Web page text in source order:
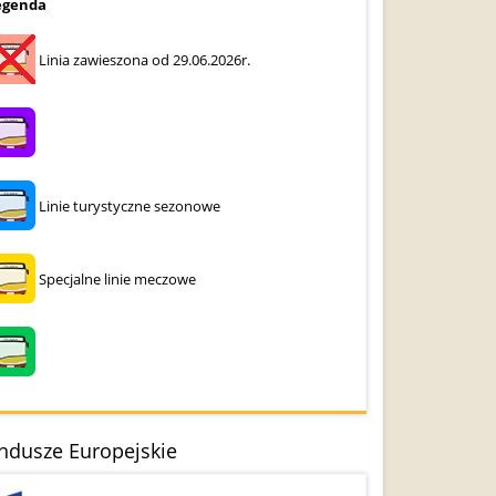
Linia zawieszona od 29.06.2026r.
Linie turystyczne sezonowe
Specjalne linie meczowe
Europejskie